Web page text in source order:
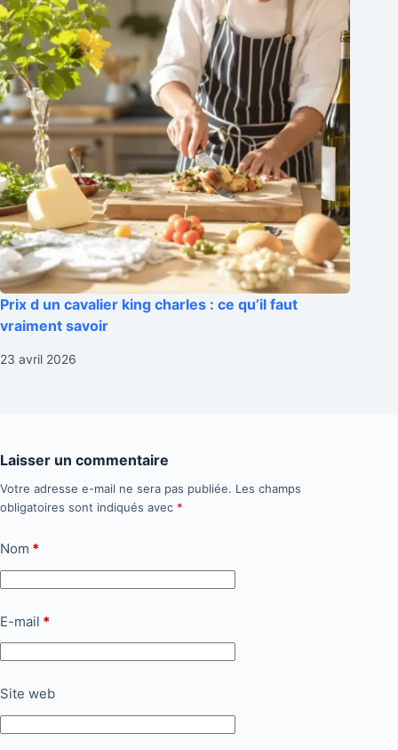
Prix d un cavalier king charles : ce qu’il faut
vraiment savoir
23 avril 2026
Laisser un commentaire
Votre adresse e-mail ne sera pas publiée. Les champs
obligatoires sont indiqués avec *
Nom *
E-mail *
Site web